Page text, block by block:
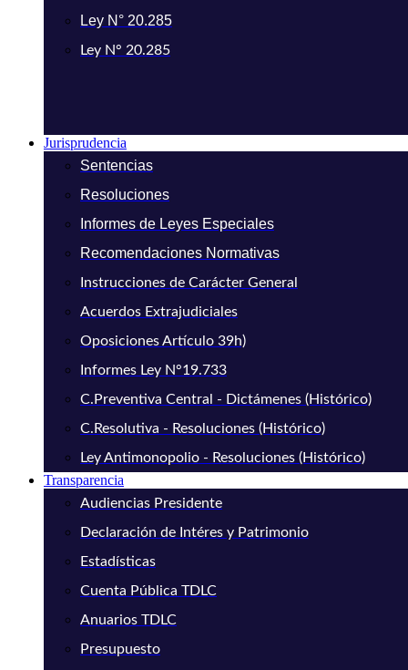
Ley N° 20.285
Ley N° 20.285
Jurisprudencia
Sentencias
Resoluciones
Informes de Leyes Especiales
Recomendaciones Normativas
Instrucciones de Carácter General
Acuerdos Extrajudiciales
Oposiciones Artículo 39h)
Informes Ley N°19.733
C.Preventiva Central - Dictámenes (Histórico)
C.Resolutiva - Resoluciones (Histórico)
Ley Antimonopolio - Resoluciones (Histórico)
Transparencia
Audiencias Presidente
Declaración de Intéres y Patrimonio
Estadísticas
Cuenta Pública TDLC
Anuarios TDLC
Presupuesto